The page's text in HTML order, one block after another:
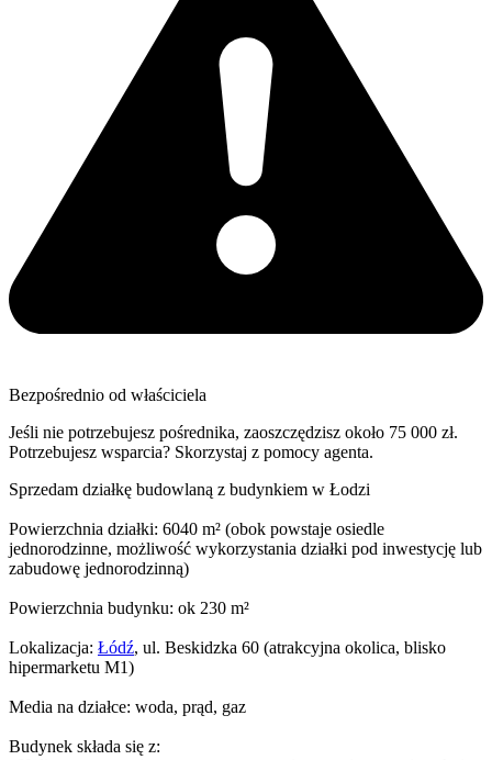
Bezpośrednio od właściciela
Jeśli nie potrzebujesz pośrednika, zaoszczędzisz około 75 000 zł.
Potrzebujesz wsparcia? Skorzystaj z pomocy agenta.
Sprzedam działkę budowlaną z budynkiem w Łodzi
Powierzchnia działki: 6040 m² (obok powstaje osiedle
jednorodzinne, możliwość wykorzystania działki pod inwestycję lub
zabudowę jednorodzinną)
Powierzchnia budynku: ok 230 m²
Lokalizacja: Łódź, ul. Beskidzka 60 (atrakcyjna okolica, blisko
hipermarketu M1)
Media na działce: woda, prąd, gaz
Budynek składa się z: